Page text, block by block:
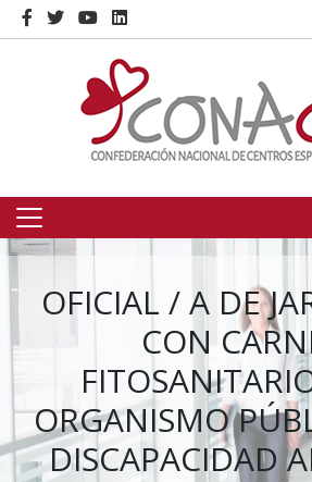
OFICIAL / A DE
CON
ORGANISMO
DISCAPACIDAD